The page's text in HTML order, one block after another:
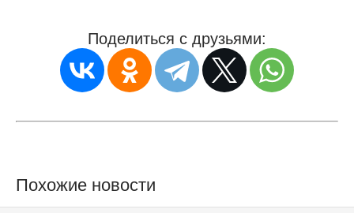
Поделиться с друзьями:
Похожие новости